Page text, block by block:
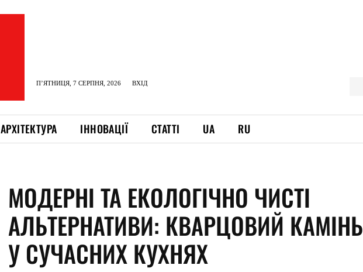
П’ЯТНИЦЯ, 7 СЕРПНЯ, 2026 ВХІД
АРХІТЕКТУРА ІННОВАЦІЇ СТАТТІ UA RU
МОДЕРНІ ТА ЕКОЛОГІЧНО ЧИСТІ
АЛЬТЕРНАТИВИ: КВАРЦОВИЙ КАМІНЬ
У СУЧАСНИХ КУХНЯХ